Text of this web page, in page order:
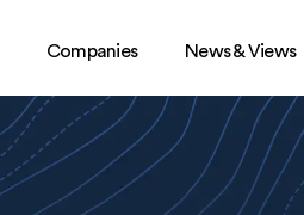
Companies News & Views